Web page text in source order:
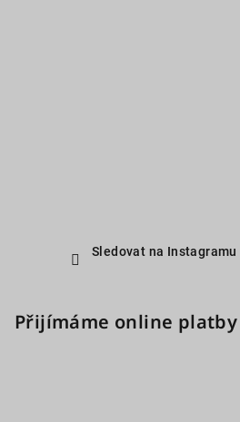
Sledovat na Instagramu
Přijímáme online platby